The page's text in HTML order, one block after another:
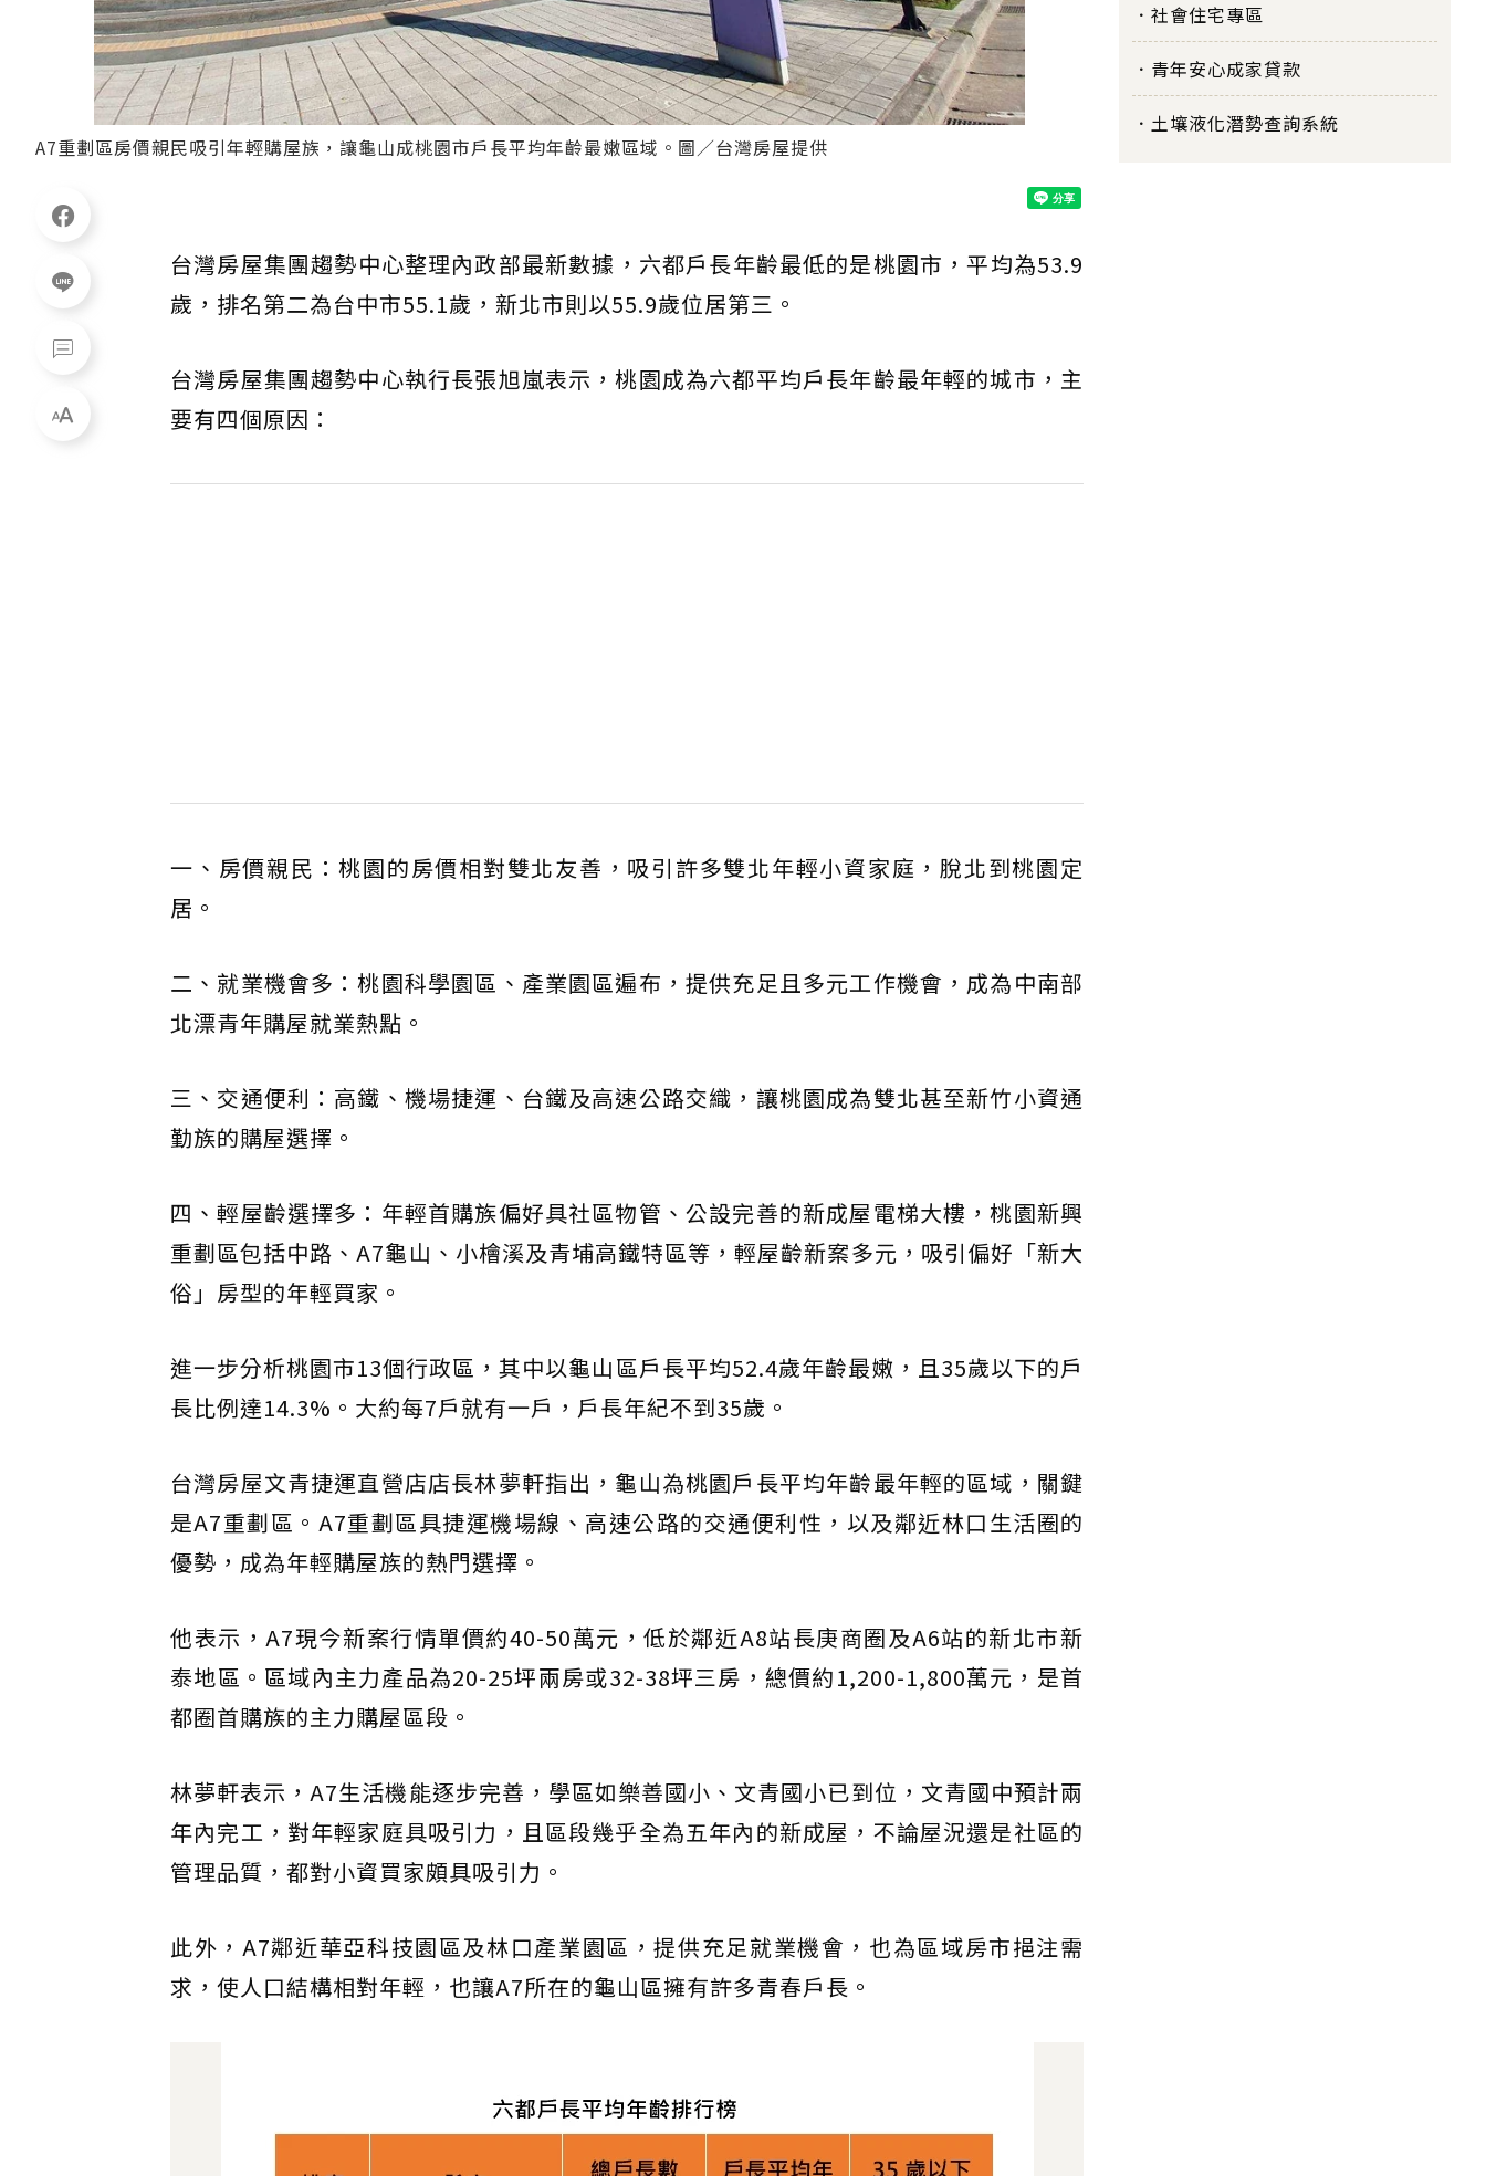
A7重劃區房價親民吸引年輕購屋族，讓龜山成桃園市戶長平均年齡最嫩區域。圖／台灣房屋提供
台灣房屋集團趨勢中心整理內政部最新數據，六都戶長年齡最低的是桃園市，平均為53.9
歲，排名第二為台中市55.1歲，新北市則以55.9歲位居第三。
台灣房屋集團趨勢中心執行長張旭嵐表示，桃園成為六都平均戶長年齡最年輕的城市，主
要有四個原因：
一、房價親民：桃園的房價相對雙北友善，吸引許多雙北年輕小資家庭，脫北到桃園定
居。
二、就業機會多：桃園科學園區、產業園區遍布，提供充足且多元工作機會，成為中南部
北漂青年購屋就業熱點。
三、交通便利：高鐵、機場捷運、台鐵及高速公路交織，讓桃園成為雙北甚至新竹小資通
勤族的購屋選擇。
四、輕屋齡選擇多：年輕首購族偏好具社區物管、公設完善的新成屋電梯大樓，桃園新興
重劃區包括中路、A7龜山、小檜溪及青埔高鐵特區等，輕屋齡新案多元，吸引偏好「新大
俗」房型的年輕買家。
進一步分析桃園市13個行政區，其中以龜山區戶長平均52.4歲年齡最嫩，且35歲以下的戶
長比例達14.3%。大約每7戶就有一戶，戶長年紀不到35歲。
台灣房屋文青捷運直營店店長林夢軒指出，龜山為桃園戶長平均年齡最年輕的區域，關鍵
是A7重劃區。A7重劃區具捷運機場線、高速公路的交通便利性，以及鄰近林口生活圈的
優勢，成為年輕購屋族的熱門選擇。
他表示，A7現今新案行情單價約40-50萬元，低於鄰近A8站長庚商圈及A6站的新北市新
泰地區。區域內主力產品為20-25坪兩房或32-38坪三房，總價約1,200-1,800萬元，是首
都圈首購族的主力購屋區段。
林夢軒表示，A7生活機能逐步完善，學區如樂善國小、文青國小已到位，文青國中預計兩
年內完工，對年輕家庭具吸引力，且區段幾乎全為五年內的新成屋，不論屋況還是社區的
管理品質，都對小資買家頗具吸引力。
此外，A7鄰近華亞科技園區及林口產業園區，提供充足就業機會，也為區域房市挹注需
求，使人口結構相對年輕，也讓A7所在的龜山區擁有許多青春戶長。
社會住宅專區
青年安心成家貸款
土壤液化潛勢查詢系統